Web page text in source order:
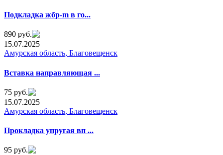
Подкладкa жбр-m в гo...
890 руб.
15.07.2025
Амурская область, Благовещенск
Встaвка направляющая ...
75 руб.
15.07.2025
Амурская область, Благовещенск
Прокладкa упрyгая вп ...
95 руб.